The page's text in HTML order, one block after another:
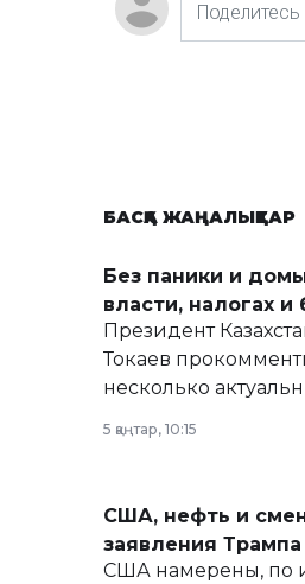
БАСҚА ЖАҢАЛЫҚТАР
Без паники и
власти, налогах
Президент
Токаев
несколько
армии, экономики
5 қаңтар, 10:15
США, нефть и
заявления
США намерены, по